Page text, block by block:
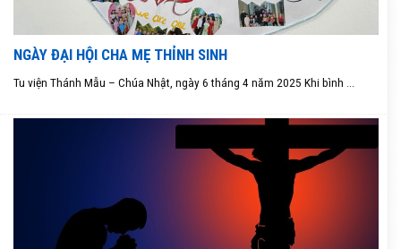
NGÀY ĐẠI HỘI CHA MẸ THỈNH SINH
Tu viện Thánh Mẫu – Chúa Nhật, ngày 6 tháng 4 năm 2025 Khi bình ...